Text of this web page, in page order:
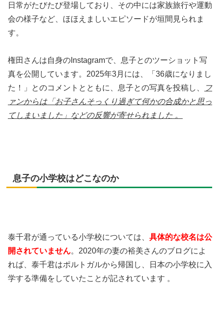
日常がたびたび登場しており、その中には家族旅行や運動
会の様子など、ほほえましいエピソードが垣間見られま
す。
権田さんは自身のInstagramで、息子とのツーショット写
真を公開しています。2025年3月には、「36歳になりまし
た！」とのコメントとともに、息子との写真を投稿し、
フ
ァンからは「お子さんそっくり過ぎて何かの合成かと思っ
てしまいました」などの反響が寄せられました 。
息子の小学校はどこなのか
泰千君が通っている小学校については、 具体的な校名は公
開されていません。2020年の妻の裕美さんのブログによ
れば、泰千君はポルトガルから帰国し、日本の小学校に入
学する準備をしていたことが記されています 。